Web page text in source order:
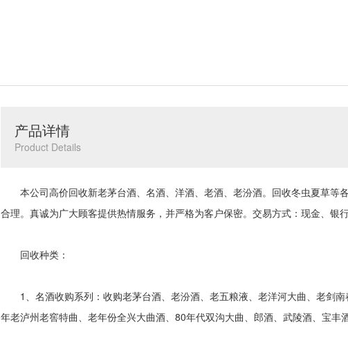
产品详情
Product Details
本公司高价回收新老茅台酒、名酒、洋酒、老酒、老汾酒。回收冬虫夏草等各
合理。真诚为广大顾客提供热情服务，并严格为客户保密。交易方式：现金、银
回收种类：
1、名酒收购系列：收购老茅台酒、老汾酒、老五粮液、老洋河大曲、老剑南
年老泸州老窖特曲、老年份全兴大曲酒、80年代双沟大曲、郎酒、武陵酒、宝丰